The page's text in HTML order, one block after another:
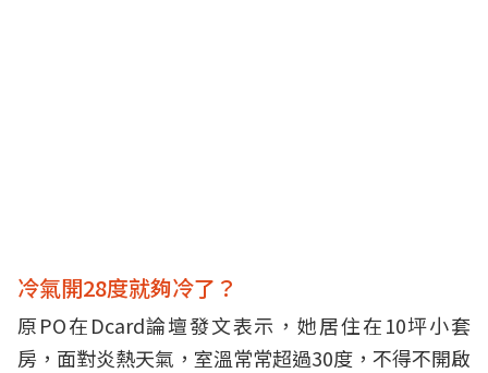
冷氣開28度就夠冷了？
原PO在Dcard論壇發文表示，她居住在10坪小套
房，面對炎熱天氣，室溫常常超過30度，不得不開啟